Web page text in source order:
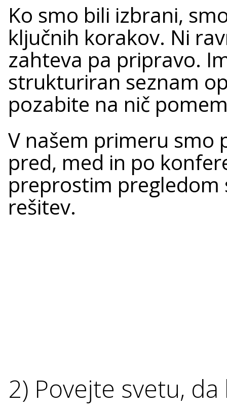
Ko smo bili izbrani,
ključnih korakov. Ni
zahteva pa pripravo.
strukturiran seznam
pozabite na nič
V našem primeru smo
pred, med in po
preprostim pregledom
rešitev.
2) Povejte svetu,